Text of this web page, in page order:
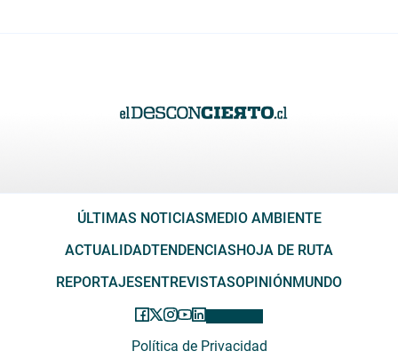
ÚLTIMAS NOTICIAS MEDIO AMBIENTE
ACTUALIDADTENDENCIAS HOJA DE RUTA
REPORTAJES ENTREVISTASOPINIÓN MUNDO
Política de Privacidad